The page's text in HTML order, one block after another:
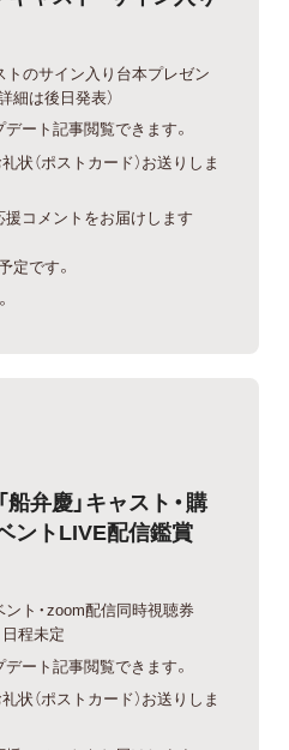
トのサイン入り台本プレゼン
細は後日発表）
ート記事閲覧できます。
状（ポストカード）お送りしま
コメントをお届けします
定です。
船弁慶」キャスト・購
ントLIVE配信鑑賞
ト・zoom配信同時視聴券
程未定
ート記事閲覧できます。
状（ポストカード）お送りしま